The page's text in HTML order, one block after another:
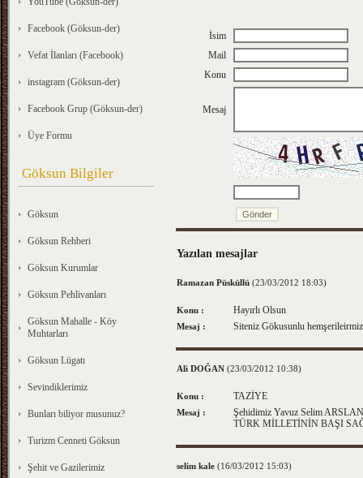
Facebook (Göksun-der)
Vefat İlanları (Facebook)
instagram (Göksun-der)
Facebook Grup (Göksun-der)
Üye Formu
Göksun Bilgiler
Göksun
Göksun Rehberi
Göksun Kurumlar
Göksun Pehlivanları
Göksun Mahalle - Köy
Muhtarları
Göksun Lügatı
Sevindiklerimiz
Bunları biliyor musunuz?
Turizm Cenneti Göksun
Şehit ve Gazilerimiz
İsim
Mail
Konu
Mesaj
Yazılan mesajlar
Ramazan Püsküllü (23/03/2012 18:03)
Konu : Hayırlı Olsun
Mesaj : Siteniz Gökusunlu
Ali DOĞAN (23/03/2012 10:38)
Konu : TAZİYE
Mesaj :
Şehidimiz Yavuz Selim
TÜRK MİLLETİNİN BAŞI
selim kale (16/03/2012 15:03)